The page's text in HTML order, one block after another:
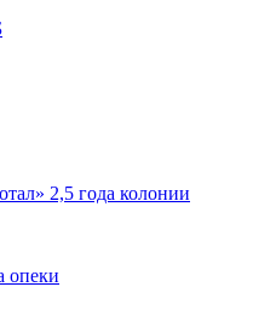
2,5 года колонии
опеки